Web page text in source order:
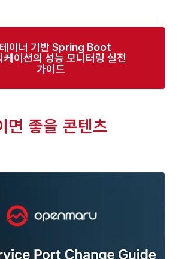
이너 기반 Spring Boot
케이션의 성능 모니터링 실전
가이드
면 좋을 콘텐츠